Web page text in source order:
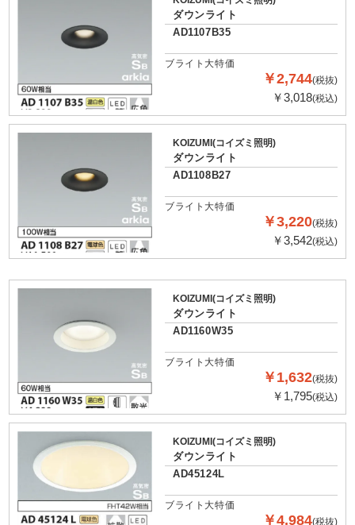
ダウンライト
AD1107B35
ブライト大特価
￥2,744(税抜)
￥3,018(税込)
KOIZUMI(コイズミ照明)
ダウンライト
AD1108B27
ブライト大特価
￥3,220(税抜)
￥3,542(税込)
KOIZUMI(コイズミ照明)
ダウンライト
AD1160W35
ブライト大特価
￥1,632(税抜)
￥1,795(税込)
KOIZUMI(コイズミ照明)
ダウンライト
AD45124L
ブライト大特価
￥4,984(税抜)